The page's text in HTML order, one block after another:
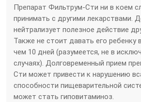
Препарат Фильтрум-Сти ни в коем
принимать с другими лекарствами.
нейтрализует полезное действие
Также не стоит давать его ребенку
чем 10 дней (разумеется, не в
случаях). Долговременный прием
Сти может привести к нарушению
способности пищеварительной
может стать гиповитаминоз.